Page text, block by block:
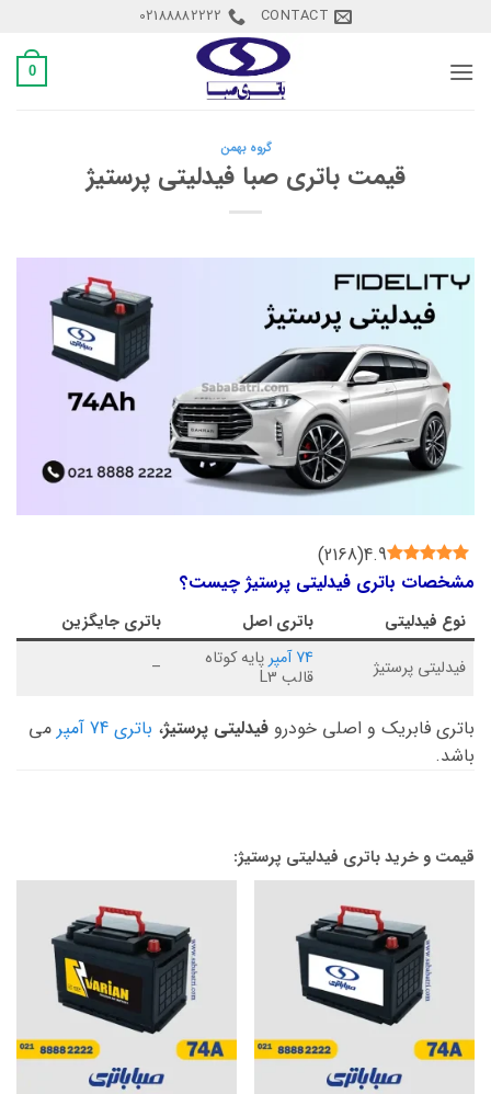
content
CONTACT
02188882222
0
گروه بهمن
قیمت باتری صبا فیدلیتی پرستیژ
4.9
(
2168
)
مشخصات باتری فیدلیتی پرستیژ چیست؟
نوع فیدلیتی باتری اصل
باتری جایگزین
فیدلیتی پرستیژ
74 آمپر پایه کوتاه
قالب L3 –
باتری فابریک و اصلی خودرو فیدلیتی پرستیژ، باتری 74 آمپر
می
باشد.
قیمت و خرید باتری فیدلیتی پرستیژ: